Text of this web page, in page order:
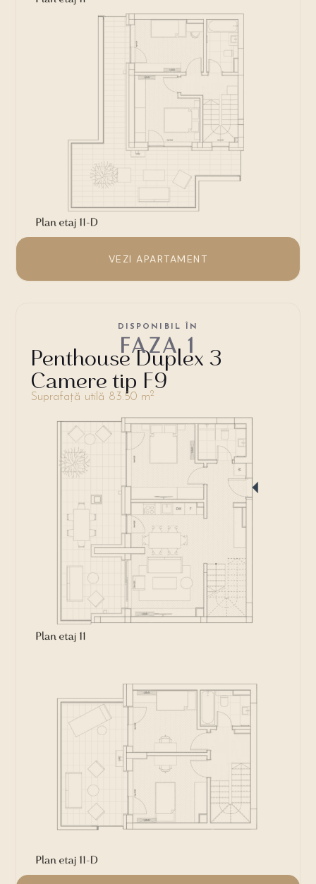
VEZI APARTAMENT
Penthouse Duplex 3
Camere tip F9
Suprafață utilă 83.50 m2
DISPONIBIL ÎN
FAZA 1